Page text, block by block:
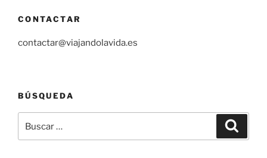
CONTACTAR
contactar@viajandolavida.es
BÚSQUEDA
por: